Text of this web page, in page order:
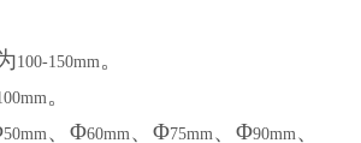
100-150mm 。
。
50mm 、Φ60mm 、Φ75mm 、Φ90mm 、